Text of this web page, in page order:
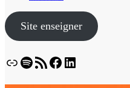
Site enseigner
LienSpotify
Flux RSSFacebook
LinkedIn